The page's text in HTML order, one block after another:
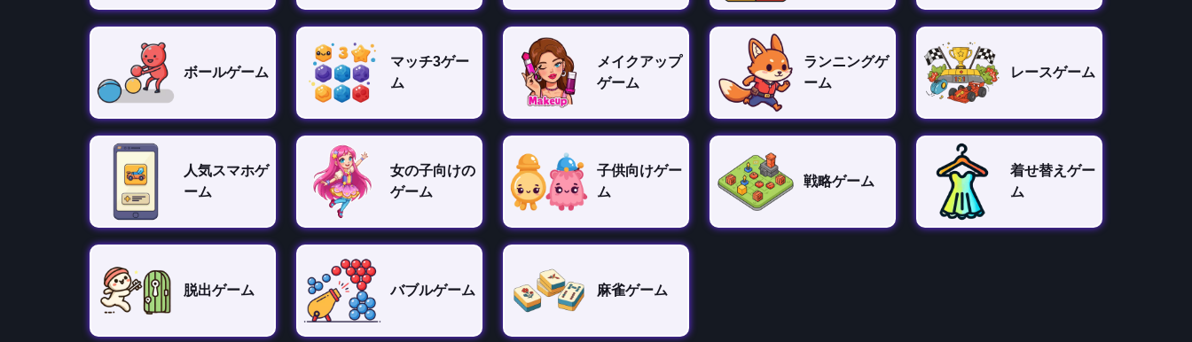
ボールゲーム
マッチ3ゲー
ム
メイクアップ
ゲーム
ランニングゲ
ーム
レースゲーム
人気スマホゲ
ーム
女の子向けの
ゲーム
子供向けゲー
ム
戦略ゲーム
着せ替えゲー
ム
脱出ゲーム バブルゲーム 麻雀ゲーム